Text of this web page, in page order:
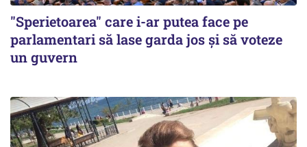
"Sperietoarea" care i-ar putea face pe
parlamentari să lase garda jos și să voteze
un guvern